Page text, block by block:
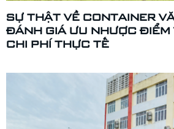
SỰ THẬT VỀ CONTAINER
ĐÁNH GIÁ ƯU NHƯỢC ĐIỂM
CHI PHÍ THỰC TẾ